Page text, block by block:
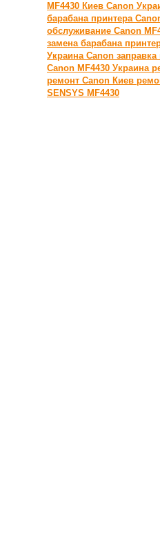
MF4430 Киев Canon
барабана принтера
обслуживание Canon
замена барабана
Украина Canon заправка
Canon MF4430 Украина
ремонт Canon Киев
SENSYS MF4430